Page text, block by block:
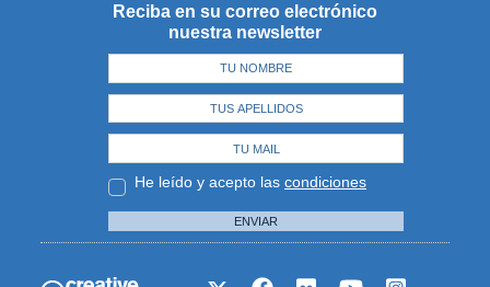
Reciba en su correo electrónico
nuestra newsletter
He leído y acepto las condiciones
ENVIAR